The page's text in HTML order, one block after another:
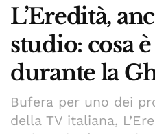
L’Eredità,
studio: cosa
durante la
Bufera per uno dei
della TV italiana,